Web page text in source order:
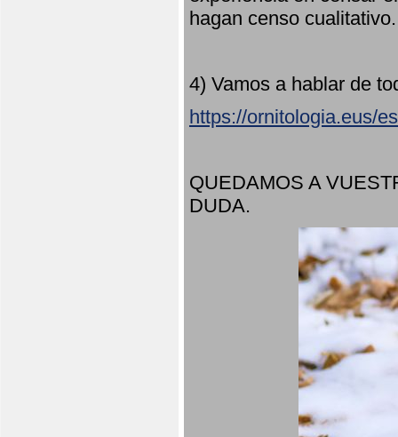
hagan censo
4) Vamos a hablar de
https://ornitologia.eus/
QUEDAMOS A
DUDA.